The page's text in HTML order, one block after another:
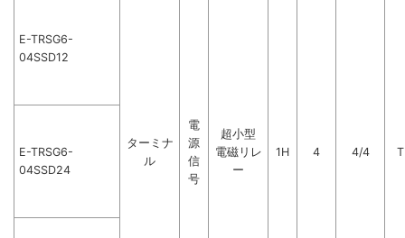
E-TRSG6-
04SSD12
ターミナ
ル
電
源
信
号
超小型
電磁リレ
ー
1H 4 4/4
E-TRSG6-
04SSD24